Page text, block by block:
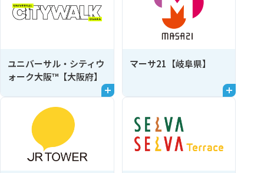
ユニバーサル・シティウ
ォーク大阪™【大阪府】
マーサ21【岐阜県】